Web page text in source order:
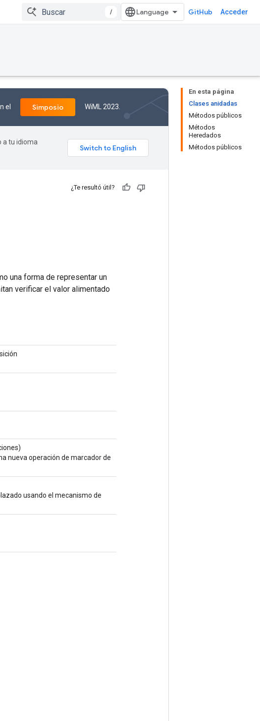
/ GitHub Acceder
En esta página
Clases anidadas
Métodos públicos
Métodos
Heredados
Métodos públicos
el Simposio WiML 2023.
a tu idioma
¿Te resultó útil?
una forma de representar un
verificar el valor alimentado
nueva operación de marcador de
usando el mecanismo de